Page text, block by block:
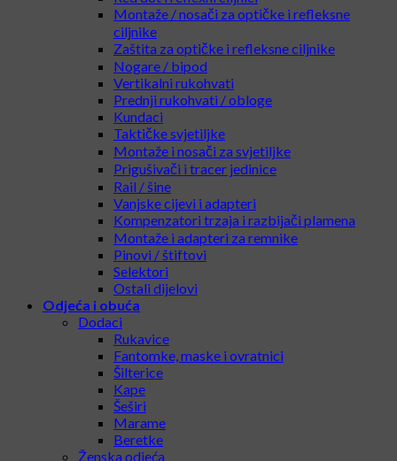
Montaže / nosači za optičke i refleksne
ciljnike
Zaštita za optičke i refleksne ciljnike
Nogare / bipod
Vertikalni rukohvati
Prednji rukohvati / obloge
Kundaci
Taktičke svjetiljke
Montaže i nosači za svjetiljke
Prigušivači i tracer jedinice
Rail / šine
Vanjske cijevi i adapteri
Kompenzatori trzaja i razbijači plamena
Montaže i adapteri za remnike
Pinovi / štiftovi
Selektori
Ostali dijelovi
Odjeća i obuća
Dodaci
Rukavice
Fantomke, maske i ovratnici
Šilterice
Kape
Šeširi
Marame
Beretke
Ženska odjeća